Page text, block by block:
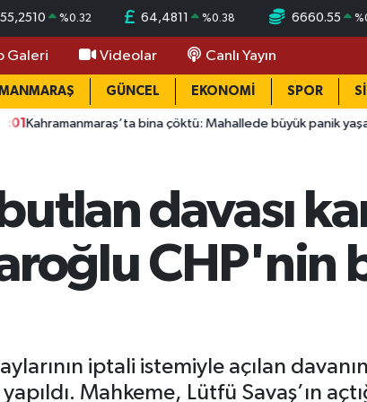
55,2510 %0.32 64,4811 %0.38 6660.55 %
Galeri Videolar Canlı Yayın
GÜNCEL EKONOMİ SPOR
bina çöktü: Mahallede büyük panik yaşandı
davası
CHP'nin
iptali istemiyle açılan
Mahkeme, Lütfü Savaş’ın